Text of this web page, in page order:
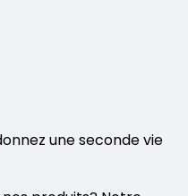
une seconde vie